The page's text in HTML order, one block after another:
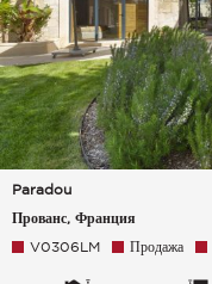
Paradou
Прованс, Франция
V0306LM Продажа